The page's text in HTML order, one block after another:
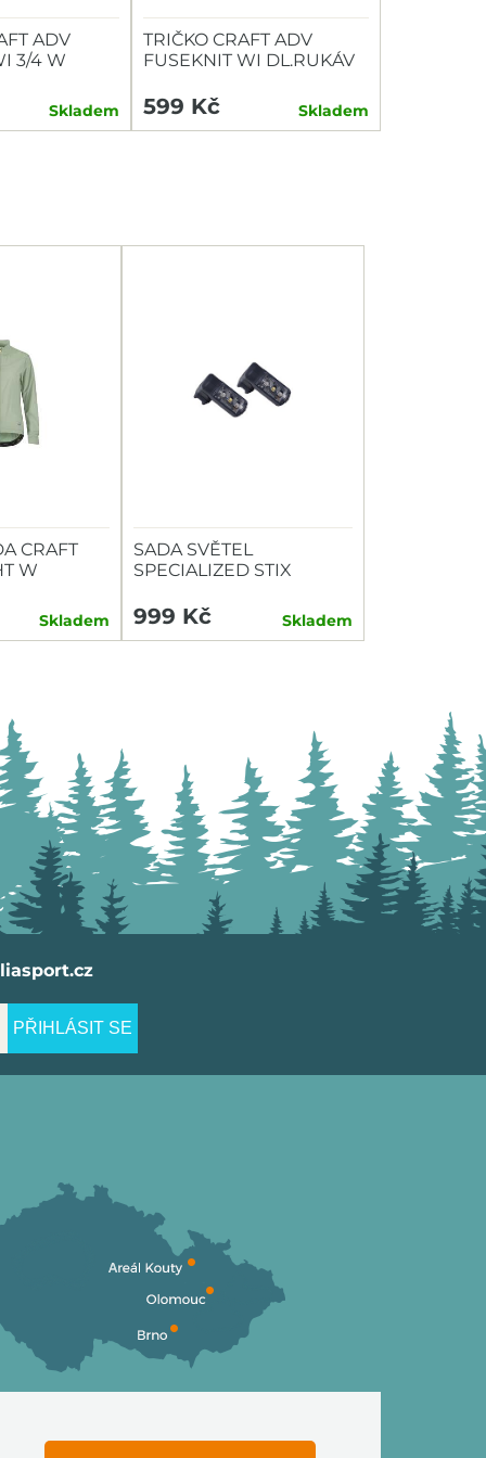
ADV
3/4 W
Skladem
TRIČKO CRAFT ADV
FUSEKNIT WI DL.RUKÁV
599 Kč Skladem
CRAFT
W
Skladem
SADA SVĚTEL
SPECIALIZED STIX
999 Kč Skladem
PŘIHLÁSIT SE